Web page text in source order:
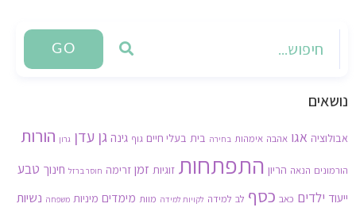
GO
נושאים
אבולוציה אגו אהבה אימהות בחירה בית בעלי חיים גוף גינה גן עדן גרון הורות
הורמונים הנאה הריון התפתחות זוגיות זמן זרימה חוסר ברזל חינוך טבע
ייעוד ילדים כאב כסף לב למידה לקויות למידה מוות מימדים מיניות משפחה נשיות